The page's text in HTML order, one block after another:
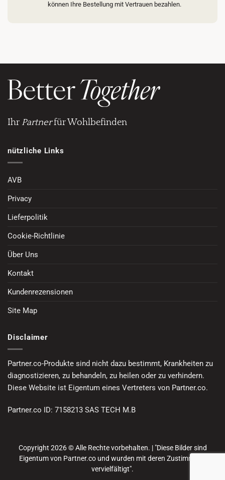
können Ihre Bestellung mit Vertrauen bezahlen.
Ihr Partnerfür Wohlbefinden
nützliche Links
AVB
Privacy
Lieferpolitik
Cookie-Richtlinie
Über Uns
Kontakt
Kundenrezensionen
Site Map
Disclaimer
Partner.co-Produkte sind nicht dazu bestimmt, Krankheiten zu
diagnostizieren, zu behandeln, zu heilen oder zu verhindern.
Diese Website ist Eigentum eines Vertreters von Partner.co.
Partner.co ID: 7158213 SAS TECH M.B
Copyright 2026 © Alle Rechte vorbehalten. | "Diese Bilder sind
Eigentum von Partner.co und wurden mit deren Zustimmung
vervielfältigt".